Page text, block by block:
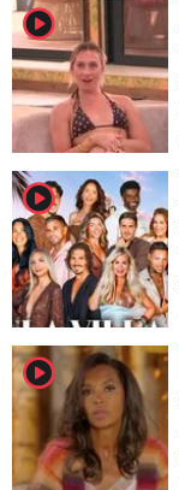
player2
player2
player2